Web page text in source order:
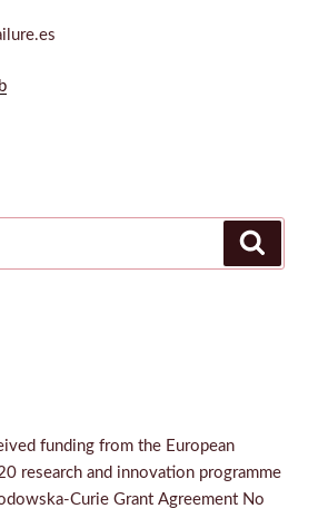
funding from the European
research and innovation programme
Curie Grant Agreement No